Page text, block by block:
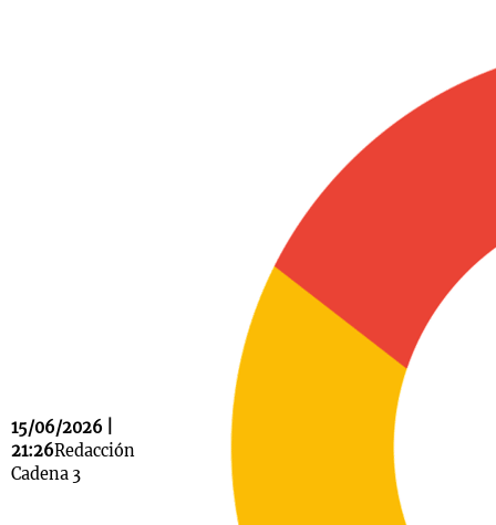
15/06/2026 |
21:26Redacción
Cadena 3
Mundial 2026
La Sole en
Cadena 3